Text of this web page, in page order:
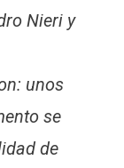
Nieri y
unos
se
de